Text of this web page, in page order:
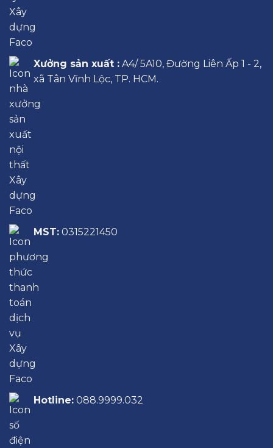
Xưởng sản xuất : A4/ 5A10, Đường Liên Ấp 1 - 2,
xã Tân Vĩnh Lộc, TP. HCM.
MST: 0315221450
Hotline: 088.9999.032